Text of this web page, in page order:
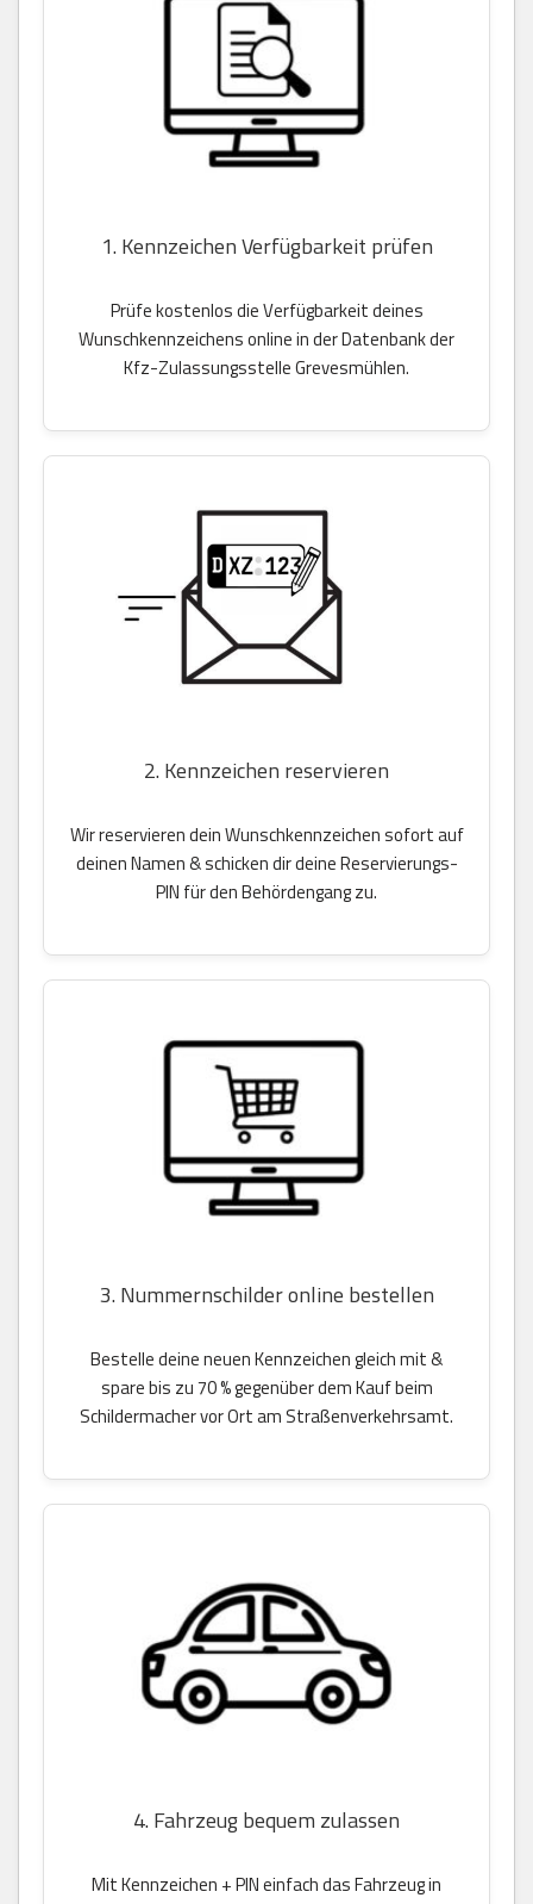
1. Kennzeichen Verfügbarkeit prüfen
Prüfe kostenlos die Verfügbarkeit deines
Wunschkennzeichens online in der Datenbank der
Kfz-Zulassungsstelle Grevesmühlen.
2. Kennzeichen reservieren
Wir reservieren dein Wunschkennzeichen sofort auf
deinen Namen & schicken dir deine Reservierungs-
PIN für den Behördengang zu.
3. Nummernschilder online bestellen
Bestelle deine neuen Kennzeichen gleich mit &
spare bis zu 70 % gegenüber dem Kauf beim
Schildermacher vor Ort am Straßenverkehrsamt.
4. Fahrzeug bequem zulassen
Mit Kennzeichen + PIN einfach das Fahrzeug in